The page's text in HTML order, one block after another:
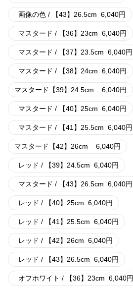
画像の色 / 【43】26.5cm 6,040円
マスタード / 【36】23cm 6,040円
マスタード / 【37】23.5cm 6,040円
マスタード / 【38】24cm 6,040円
マスタード【39】24.5cm 6,040円
マスタード / 【40】25cm 6,040円
マスタード / 【41】25.5cm 6,040円
マスタード【42】26cm 6,040円
レッド / 【39】24.5cm 6,040円
マスタード / 【43】26.5cm 6,040円
レッド / 【40】25cm 6,040円
レッド / 【41】25.5cm 6,040円
レッド / 【42】26cm 6,040円
レッド / 【43】26.5cm 6,040円
オフホワイト / 【36】23cm 6,040円